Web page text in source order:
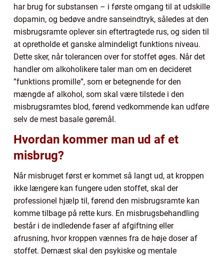
har brug for substansen – i første omgang til at udskille
dopamin, og bedøve andre sanseindtryk, således at den
misbrugsramte oplever sin eftertragtede rus, og siden til
at opretholde et ganske almindeligt funktions niveau.
Dette sker, når tolerancen over for stoffet øges. Når det
handler om alkoholikere taler man om en decideret
”funktions promille”, som er betegnende for den
mængde af alkohol, som skal være tilstede i den
misbrugsramtes blod, førend vedkommende kan udføre
selv de mest basale gøremål.
Hvordan kommer man ud af et
misbrug?
Når misbruget først er kommet så langt ud, at kroppen
ikke længere kan fungere uden stoffet, skal der
professionel hjælp til, førend den misbrugsramte kan
komme tilbage på rette kurs. En misbrugsbehandling
består i de indledende faser af afgiftning eller
afrusning, hvor kroppen vænnes fra de høje doser af
stoffet. Dernæst skal den psykiske og mentale